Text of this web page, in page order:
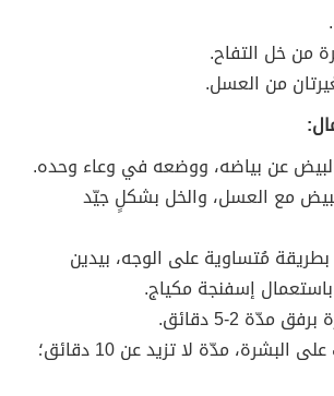
من خل التفاح.
من العسل.
عن بياضه، ووضعه في وعاء وحده.
مع العسل، والخل بشكلٍ جيّد
مُتساوية على الوجه، بيدين
إسفنجة مكياج.
مدّة 2-5 دقائق.
ترك الماسك على البشرة، مدّة لا تزيد عن 10 دقائق؛